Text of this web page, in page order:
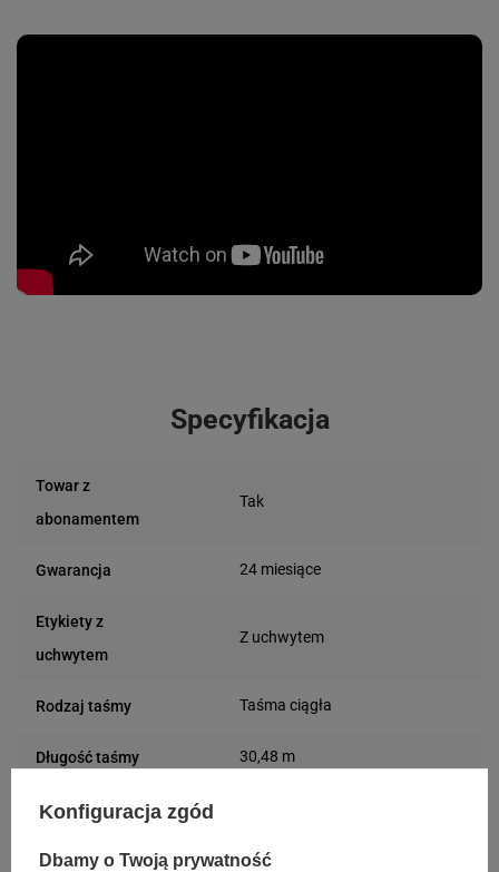
Specyfikacja
Towar z
abonamentem
Tak
Gwarancja 24 miesiące
Etykiety z
uchwytem
Z uchwytem
Rodzaj taśmy Taśma ciągła
Długość taśmy 30,48 m
Kolor nadruku
Konfiguracja zgód
Dbamy o Twoją prywatność